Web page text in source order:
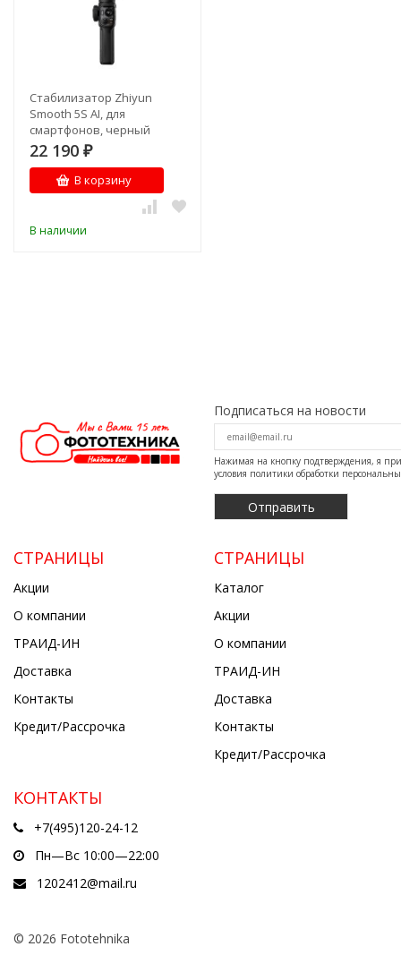
Стабилизатор Zhiyun
Smooth 5S AI, для
смартфонов, черный
22 190 ₽
В корзину
В наличии
Подписаться на новости
Нажимая на кнопку подтверждения, я
условия политики обработки
СТРАНИЦЫ
Акции
О компании
ТРАИД-ИН
Доставка
Контакты
Кредит/Рассрочка
СТРАНИЦЫ
Каталог
Акции
О компании
ТРАИД-ИН
Доставка
Контакты
Кредит/Рассрочка
КОНТАКТЫ
+7(495)120-24-12
Пн—Вс 10:00—22:00
1202412@mail.ru
© 2026 Fototehnika